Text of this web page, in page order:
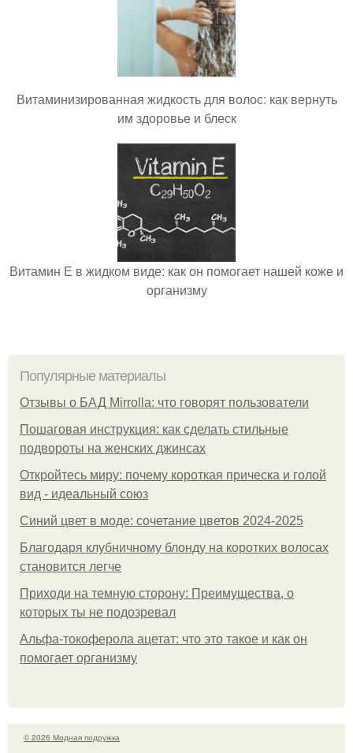
Витаминизированная жидкость для волос: как вернуть
им здоровье и блеск
Витамин Е в жидком виде: как он помогает нашей коже и
организму
Популярные материалы
Отзывы о БАД Mirrolla: что говорят пользователи
Пошаговая инструкция: как сделать стильные
подвороты на женских джинсах
Откройтесь миру: почему короткая прическа и голой
вид - идеальный союз
Синий цвет в моде: сочетание цветов 2024-2025
Благодаря клубничному блонду на коротких волосах
становится легче
Приходи на темную сторону: Преимущества, о
которых ты не подозревал
Альфа-токоферола ацетат: что это такое и как он
помогает организму
© 2026 Модная подружка